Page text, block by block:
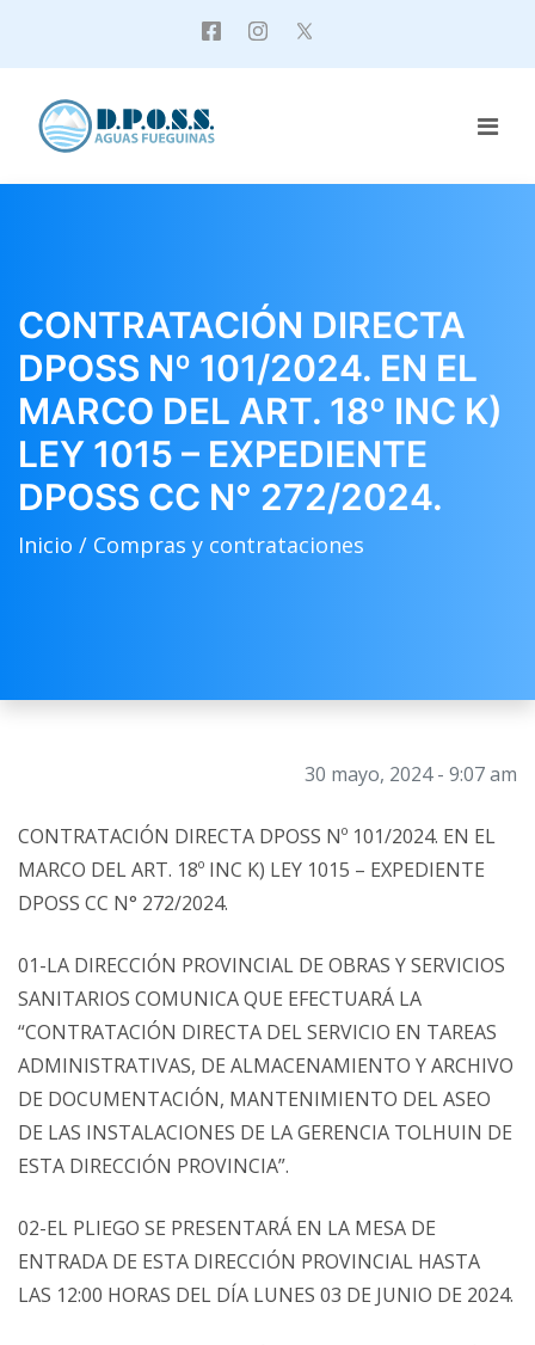
CONTRATACIÓN DIRECTA
DPOSS Nº 101/2024. EN EL
MARCO DEL ART. 18º INC K)
LEY 1015 – EXPEDIENTE
DPOSS CC N° 272/2024.
Inicio / Compras y contrataciones
30 mayo, 2024 - 9:07 am
CONTRATACIÓN DIRECTA DPOSS Nº 101/2024. EN EL
MARCO DEL ART. 18º INC K) LEY 1015 – EXPEDIENTE
DPOSS CC N° 272/2024.
01-LA DIRECCIÓN PROVINCIAL DE OBRAS Y SERVICIOS
SANITARIOS COMUNICA QUE EFECTUARÁ LA
“CONTRATACIÓN DIRECTA DEL SERVICIO EN TAREAS
ADMINISTRATIVAS, DE ALMACENAMIENTO Y ARCHIVO
DE DOCUMENTACIÓN, MANTENIMIENTO DEL ASEO
DE LAS INSTALACIONES DE LA GERENCIA TOLHUIN DE
ESTA DIRECCIÓN PROVINCIA”.
02-EL PLIEGO SE PRESENTARÁ EN LA MESA DE
ENTRADA DE ESTA DIRECCIÓN PROVINCIAL HASTA
LAS 12:00 HORAS DEL DÍA LUNES 03 DE JUNIO DE 2024.